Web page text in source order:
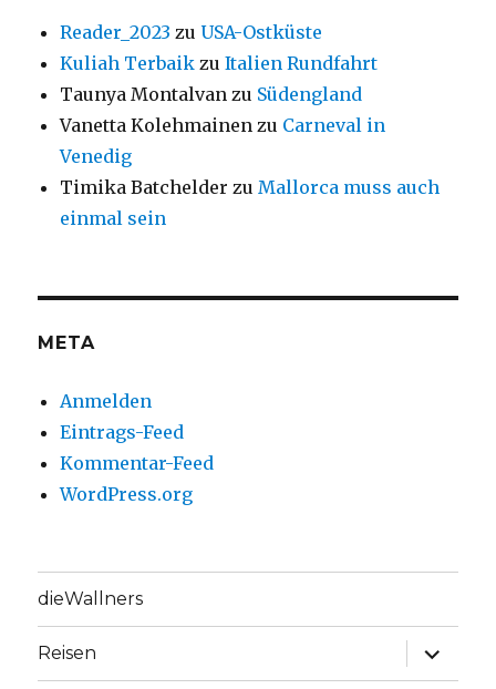
Reader_2023 zuUSA-Ostküste
Kuliah Terbaik zuItalien Rundfahrt
Taunya Montalvan zu Südengland
Vanetta Kolehmainen zu Carneval in
Venedig
Timika Batchelder zu Mallorca muss auch
einmal sein
META
Anmelden
Eintrags-Feed
Kommentar-Feed
WordPress.org
dieWallners
Reisen